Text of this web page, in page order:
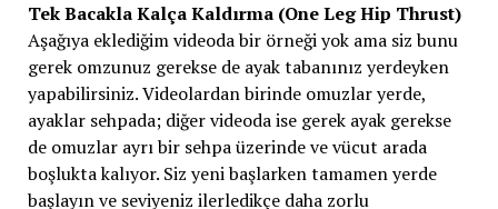
Tek Bacakla Kalça Kaldırma (One Leg Hip Thrust)
Aşağıya eklediğim videoda bir örneği yok ama siz bunu
gerek omzunuz gerekse de ayak tabanınız yerdeyken
yapabilirsiniz. Videolardan birinde omuzlar yerde,
ayaklar sehpada; diğer videoda ise gerek ayak gerekse
de omuzlar ayrı bir sehpa üzerinde ve vücut arada
boşlukta kalıyor. Siz yeni başlarken tamamen yerde
başlayın ve seviyeniz ilerledikçe daha zorlu